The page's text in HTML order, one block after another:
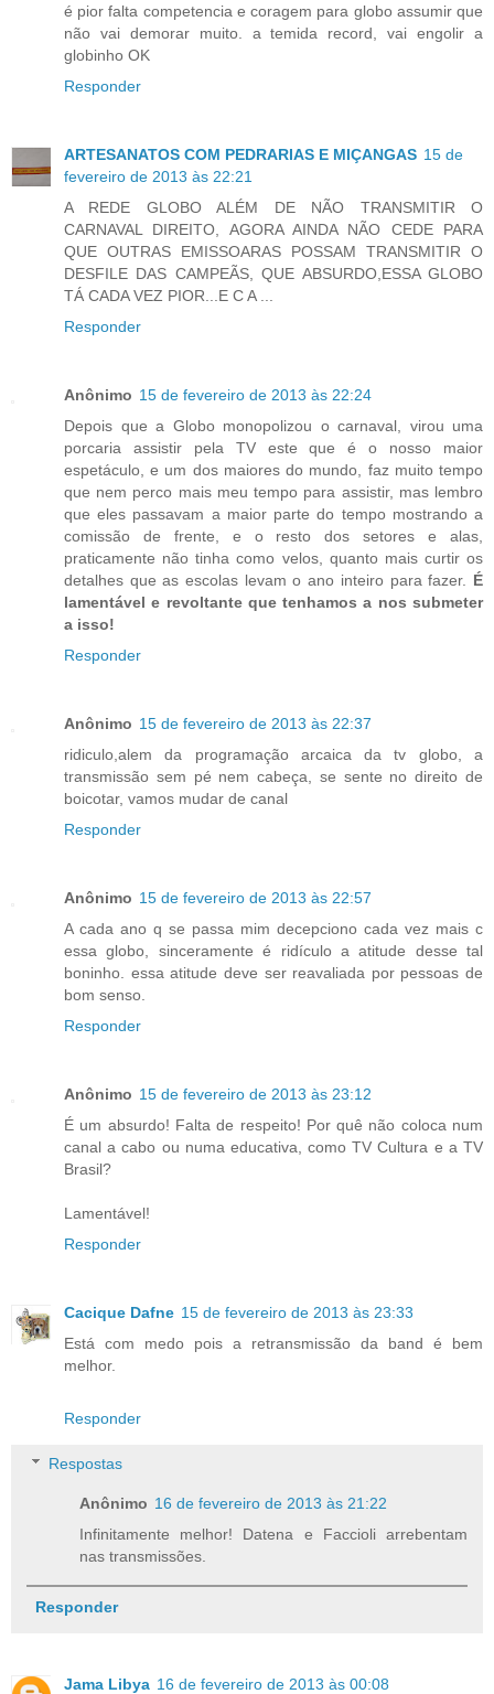
é pior falta competencia e coragem para globo assumir que
não vai demorar muito. a temida record, vai engolir a
globinho OK
Responder
ARTESANATOS COM PEDRARIAS E MIÇANGAS 15 de
fevereiro de 2013 às 22:21
A REDE GLOBO ALÉM DE NÃO TRANSMITIR O
CARNAVAL DIREITO, AGORA AINDA NÃO CEDE PARA
QUE OUTRAS EMISSOARAS POSSAM TRANSMITIR O
DESFILE DAS CAMPEÃS, QUE ABSURDO,ESSA GLOBO
TÁ CADA VEZ PIOR...E C A ...
Responder
Anônimo 15 de fevereiro de 2013 às 22:24
Depois que a Globo monopolizou o carnaval, virou uma
porcaria assistir pela TV este que é o nosso maior
espetáculo, e um dos maiores do mundo, faz muito tempo
que nem perco mais meu tempo para assistir, mas lembro
que eles passavam a maior parte do tempo mostrando a
comissão de frente, e o resto dos setores e alas,
praticamente não tinha como velos, quanto mais curtir os
detalhes que as escolas levam o ano inteiro para fazer. É
lamentável e revoltante que tenhamos a nos submeter
a isso!
Responder
Anônimo 15 de fevereiro de 2013 às 22:37
ridiculo,alem da programação arcaica da tv globo, a
transmissão sem pé nem cabeça, se sente no direito de
boicotar, vamos mudar de canal
Responder
Anônimo 15 de fevereiro de 2013 às 22:57
A cada ano q se passa mim decepciono cada vez mais c
essa globo, sinceramente é ridículo a atitude desse tal
boninho. essa atitude deve ser reavaliada por pessoas de
bom senso.
Responder
Anônimo 15 de fevereiro de 2013 às 23:12
É um absurdo! Falta de respeito! Por quê não coloca num
canal a cabo ou numa educativa, como TV Cultura e a TV
Brasil?
Lamentável!
Responder
Cacique Dafne 15 de fevereiro de 2013 às 23:33
Está com medo pois a retransmissão da band é bem
melhor.
Responder
Respostas
Anônimo 16 de fevereiro de 2013 às 21:22
Infinitamente melhor! Datena e Faccioli arrebentam
nas transmissões.
Responder
Jama Libya 16 de fevereiro de 2013 às 00:08